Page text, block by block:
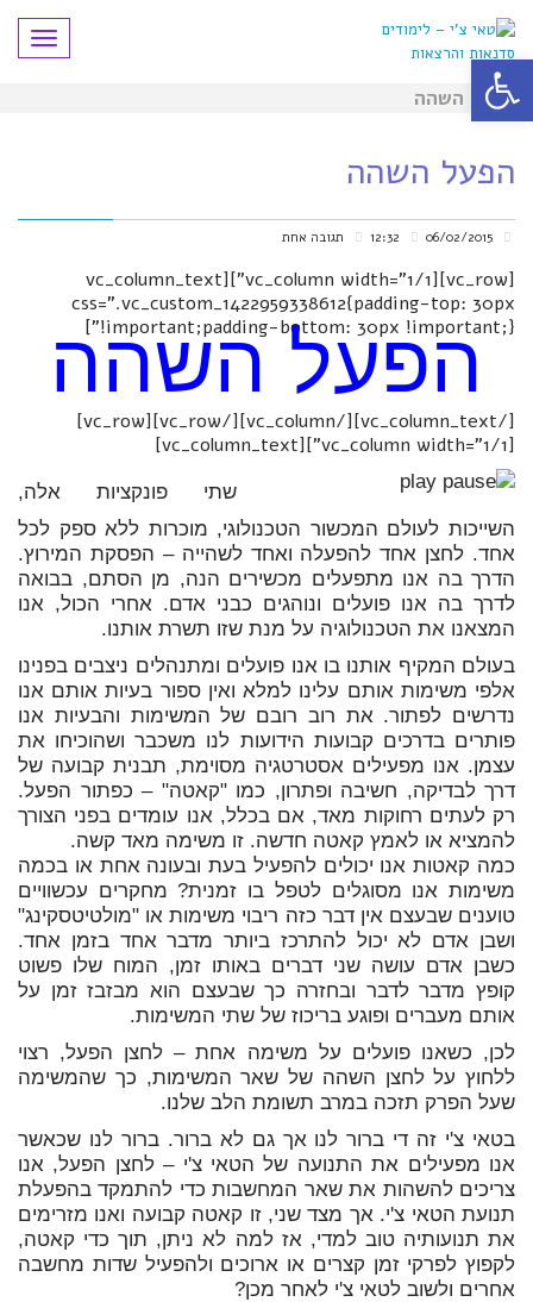
תפריט
הפעל השהה
הפעל השהה
תגובה אחת
[vc_row][vc_column width="1/1"][vc_column_text
css=".vc_custom_1422959338612{padding-top: 30px
!important;padding-bottom: 30px !important;}"]
הפעל השהה
[/vc_column_text][/vc_column][/vc_row][vc_row]
[vc_column width="1/1"][vc_column_text]
שתי פונקציות אלה,
השייכות לעולם המכשור הטכנולוגי, מוכרות ללא ספק לכל
אחד. לחצן אחד להפעלה ואחד לשהייה – הפסקת המירוץ.
הדרך בה אנו מתפעלים מכשירים הנה, מן הסתם, בבואה
לדרך בה אנו פועלים ונוהגים כבני אדם. אחרי הכול, אנו
המצאנו את הטכנולוגיה על מנת שזו תשרת אותנו.
בעולם המקיף אותנו בו אנו פועלים ומתנהלים ניצבים בפנינו
אלפי משימות אותם עלינו למלא ואין ספור בעיות אותם אנו
נדרשים לפתור. את רוב רובם של המשימות והבעיות אנו
פותרים בדרכים קבועות הידועות לנו משכבר ושהוכיחו את
עצמן. אנו מפעילים אסטרטגיה מסוימת, תבנית קבועה של
דרך לבדיקה, חשיבה ופתרון, כמו "קאטה" – כפתור הפעל.
רק לעתים רחוקות מאד, אם בכלל, אנו עומדים בפני הצורך
להמציא או לאמץ קאטה חדשה. זו משימה מאד קשה.
כמה קאטות אנו יכולים להפעיל בעת ובעונה אחת או בכמה
משימות אנו מסוגלים לטפל בו זמנית? מחקרים עכשוויים
טוענים שבעצם אין דבר כזה ריבוי משימות או "מולטיטסקינג"
ושבן אדם לא יכול להתרכז ביותר מדבר אחד בזמן אחד.
כשבן אדם עושה שני דברים באותו זמן, המוח שלו פשוט
קופץ מדבר לדבר ובחזרה כך שבעצם הוא מבזבז זמן על
אותם מעברים ופוגע בריכוז של שתי המשימות.
לכן, כשאנו פועלים על משימה אחת – לחצן הפעל, רצוי
ללחוץ על לחצן השהה של שאר המשימות, כך שהמשימה
שעל הפרק תזכה במרב תשומת הלב שלנו.
בטאי צ'י זה די ברור לנו אך גם לא ברור. ברור לנו שכאשר
אנו מפעילים את התנועה של הטאי צ'י – לחצן הפעל, אנו
צריכים להשהות את שאר המחשבות כדי להתמקד בהפעלת
תנועת הטאי צ'י. אך מצד שני, זו קאטה קבועה ואנו מזרימים
את תנועותיה טוב למדי, אז למה לא ניתן, תוך כדי קאטה,
לקפוץ לפרקי זמן קצרים או ארוכים ולהפעיל שדות מחשבה
אחרים ולשוב לטאי צ'י לאחר מכן?
פתח סרגל נגישות